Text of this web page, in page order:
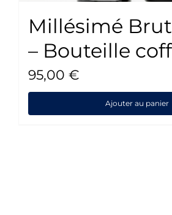
Millésimé
– Bouteille
95,00 €
Ajouter au panier